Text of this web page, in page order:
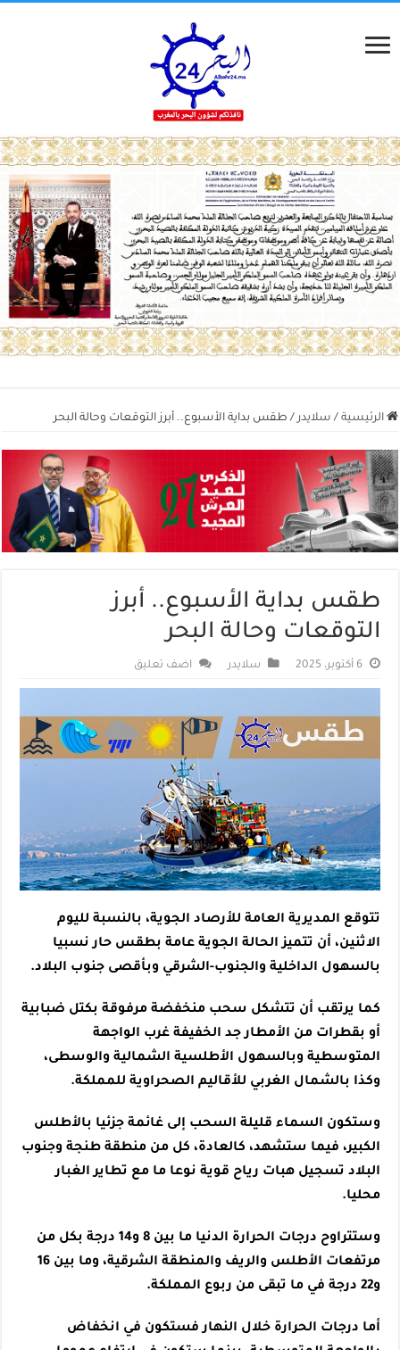
الرئيسية / سلايدر / طقس بداية الأسبوع.. أبرز التوقعات وحالة البحر
طقس بداية الأسبوع.. أبرز
التوقعات وحالة البحر
6 أكتوبر، 2025 سلايدر اضف تعليق
تتوقع المديرية العامة للأرصاد الجوية، بالنسبة لليوم
الاثنين، أن تتميز الحالة الجوية عامة بطقس حار نسبيا
بالسهول الداخلية والجنوب-الشرقي وبأقصى جنوب البلاد.
كما يرتقب أن تتشكل سحب منخفضة مرفوقة بكتل ضبابية
أو بقطرات من الأمطار جد الخفيفة غرب الواجهة
المتوسطية وبالسهول الأطلسية الشمالية والوسطى،
وكذا بالشمال الغربي للأقاليم الصحراوية للمملكة.
وستكون السماء قليلة السحب إلى غائمة جزئيا بالأطلس
الكبير، فيما ستشهد، كالعادة، كل من منطقة طنجة وجنوب
البلاد تسجيل هبات رياح قوية نوعا ما مع تطاير الغبار
محليا.
وستتراوح درجات الحرارة الدنيا ما بين 8 و14 درجة بكل من
مرتفعات الأطلس والريف والمنطقة الشرقية، وما بين 16
و22 درجة في ما تبقى من ربوع المملكة.
أما درجات الحرارة خلال النهار فستكون في انخفاض